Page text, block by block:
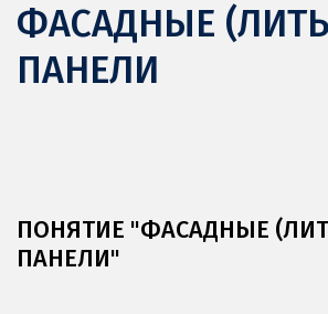
ФАСАДНЫЕ
ПАНЕЛИ
ПОНЯТИЕ "ФАСАДНЫЕ
ПАНЕЛИ"